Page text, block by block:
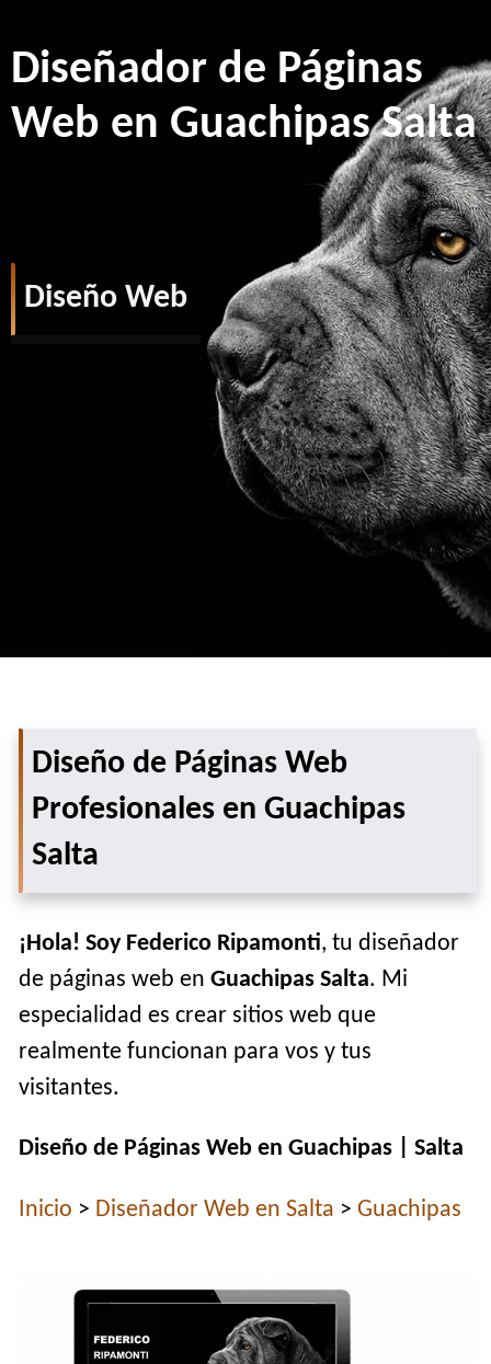
Diseñador de Páginas
Web en Guachipas Salta
Diseño Web
Diseño de Páginas Web
Profesionales en Guachipas
Salta
¡Hola! Soy Federico Ripamonti, tu diseñador
de páginas web enGuachipas Salta. Mi
especialidad es crear sitios web que
realmente funcionan para vos y tus
visitantes.
Diseño de Páginas Web en Guachipas | Salta
Inicio > Diseñador Web en Salta >Guachipas